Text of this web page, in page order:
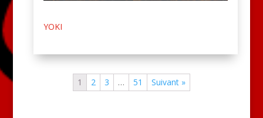
YOKI
1 2 3 … 51 Suivant »